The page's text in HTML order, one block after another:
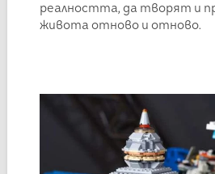
реалността, да творят и
живота отново и отново.